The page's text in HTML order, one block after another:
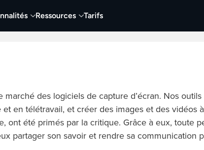
Ressources Tarifs
vidéo Vidéo Visuels
marché des logiciels de capture d’écran. Nos
et en télétravail, et créer des images et des vidéos
ont été primés par la critique. Grâce à eux, toute
partager son savoir et rendre sa communication